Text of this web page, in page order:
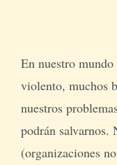
En nuestro
violento, muchos
nuestros
podrán salvarnos.
(organizaciones